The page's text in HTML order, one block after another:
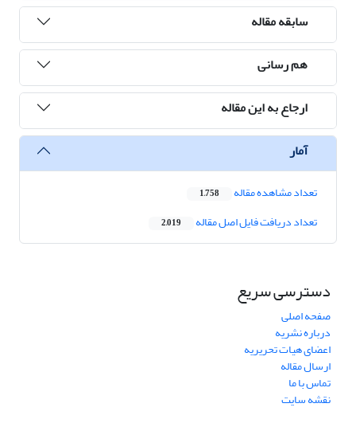
سابقه مقاله
هم رسانی
ارجاع به این مقاله
آمار
تعداد مشاهده مقاله 1,758
تعداد دریافت فایل اصل مقاله 2,019
دسترسی سریع
صفحه اصلی
درباره نشریه
اعضای هیات تحریریه
ارسال مقاله
تماس با ما
نقشه سایت